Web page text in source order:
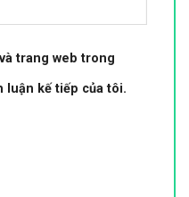
trang web trong
luận kế tiếp của tôi.